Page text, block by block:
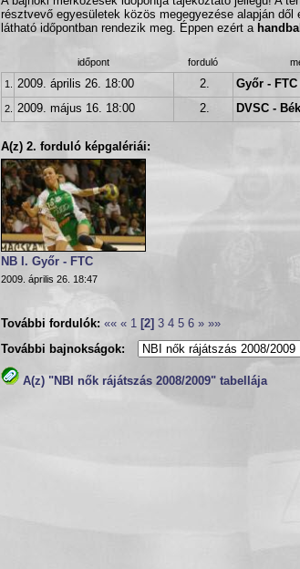
résztvevő egyesületek közös megegyezése alapján
látható időpontban rendezik meg. Éppen ezért a
időpont forduló
1.
2009. április 26. 18:00 2. Győr - FTC
2. 2009. május 16. 18:00 2. DVSC -
A(z) 2. forduló képgalériái:
NB I. Győr - FTC
2009. április 26. 18:47
További fordulók: «« « 1 [2] 3 4 5 6 » »»
További bajnokságok:
A(z) "NBI nők rájátszás 2008/2009" tabellája